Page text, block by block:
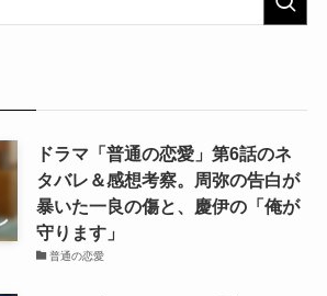
ドラマ「普通の恋愛」第6話のネ
タバレ＆感想考察。周弥の告白が
暴いた一良の傷と、慶伊の「俺が
守ります」
普通の恋愛